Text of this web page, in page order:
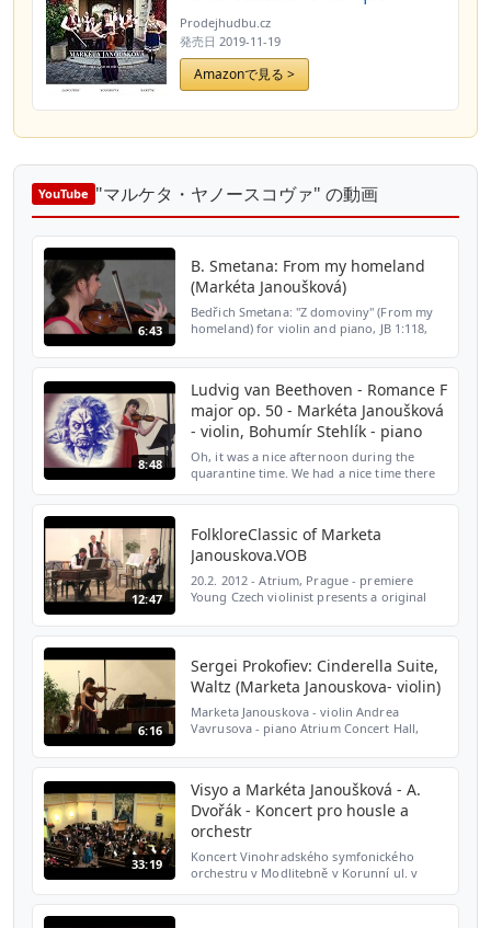
Prodejhudbu.cz
発売日 2019-11-19
Amazonで見る >
YouTube "マルケタ・ヤノースコヴァ" の動画
6:43
B. Smetana: From my homeland
(Markéta Janoušková)
Bedřich Smetana: "Z domoviny" (From my
homeland) for violin and piano, JB 1:118,
8:48
Ludvig van Beethoven - Romance F
major op. 50 - Markéta Janoušková
- violin, Bohumír Stehlík - piano
Oh, it was a nice afternoon during the
quarantine time. We had a nice time there
12:47
FolkloreClassic of Marketa
Janouskova.VOB
20.2. 2012 - Atrium, Prague - premiere
Young Czech violinist presents a original
6:16
Sergei Prokofiev: Cinderella Suite,
Waltz (Marketa Janouskova- violin)
Marketa Janouskova - violin Andrea
Vavrusova - piano Atrium Concert Hall,
33:19
Visyo a Markéta Janoušková - A.
Dvořák - Koncert pro housle a
orchestr
Koncert Vinohradského symfonického
orchestru v Modlitebně v Korunní ul. v